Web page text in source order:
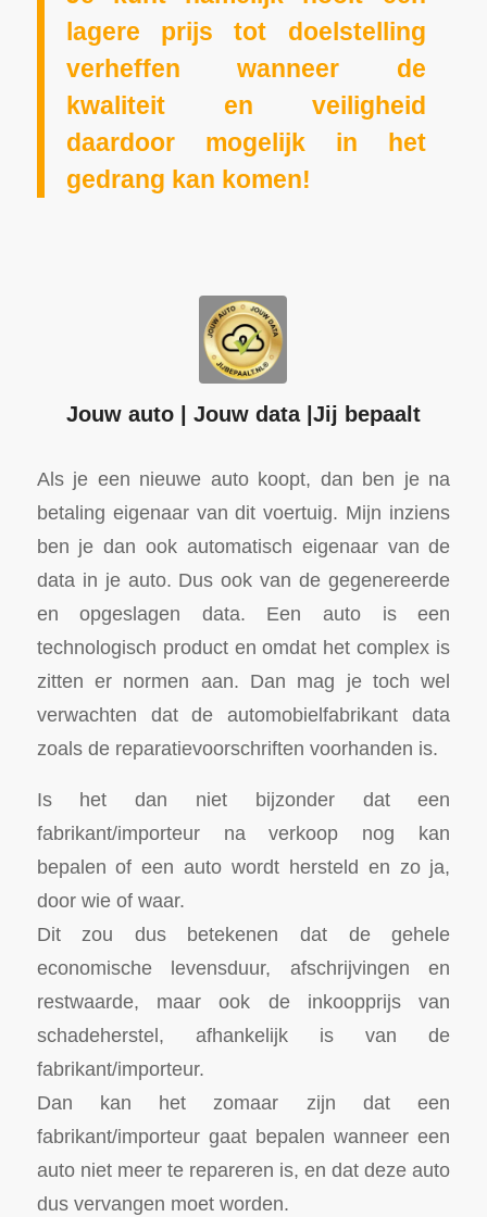
lagere prijs tot doelstelling
verheffen wanneer de
kwaliteit en veiligheid
daardoor mogelijk in het
gedrang kan komen!
Jouw auto | Jouw data |Jij bepaalt
Als je een nieuwe auto koopt, dan ben je na
betaling eigenaar van dit voertuig. Mijn inziens
ben je dan ook automatisch eigenaar van de
data in je auto. Dus ook van de gegenereerde
en opgeslagen data. Een auto is een
technologisch product en omdat het complex is
zitten er normen aan. Dan mag je toch wel
verwachten dat de automobielfabrikant data
zoals de reparatievoorschriften voorhanden is.
Is het dan niet bijzonder dat een
fabrikant/importeur na verkoop nog kan
bepalen of een auto wordt hersteld en zo ja,
door wie of waar.
Dit zou dus betekenen dat de gehele
economische levensduur, afschrijvingen en
restwaarde, maar ook de inkoopprijs van
schadeherstel, afhankelijk is van de
fabrikant/importeur.
Dan kan het zomaar zijn dat een
fabrikant/importeur gaat bepalen wanneer een
auto niet meer te repareren is, en dat deze auto
dus vervangen moet worden.